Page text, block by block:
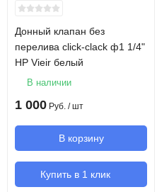
Донный клапан без
перелива click-clack ф1 1/4"
НР Vieir белый
В наличии
1 000 Руб. / шт
В корзину
Купить в 1 клик